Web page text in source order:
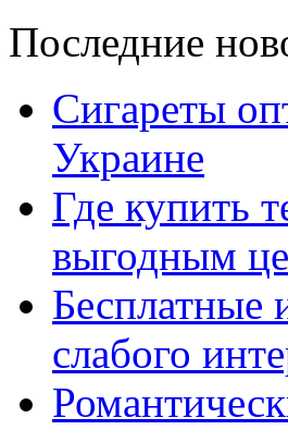
Последние
Сигареты
Украине
Где купить
выгодным
Бесплатные
слабого